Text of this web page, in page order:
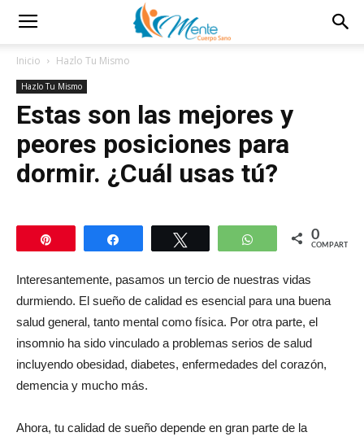
Inicio Hazlo Tu Mismo
Hazlo Tu Mismo
Estas son las mejores y
peores posiciones para
dormir. ¿Cuál usas tú?
Compartir WhatsApp
0
COMPARTIR
Interesantemente, pasamos un tercio de nuestras vidas
durmiendo. El sueño de calidad es esencial para una buena
salud general, tanto mental como física. Por otra parte, el
insomnio ha sido vinculado a problemas serios de salud
incluyendo obesidad, diabetes, enfermedades del corazón,
demencia y mucho más.
Ahora, tu calidad de sueño depende en gran parte de la